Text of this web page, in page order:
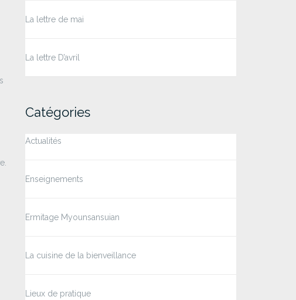
La lettre de mai
La lettre D’avril
Catégories
Actualités
Enseignements
Ermitage Myounsansuian
La cuisine de la bienveillance
Lieux de pratique